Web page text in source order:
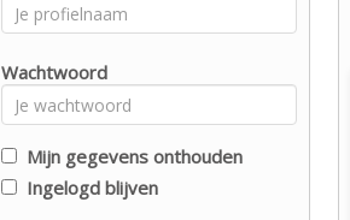
Wachtwoord
Mijn gegevens onthouden
Ingelogd blijven